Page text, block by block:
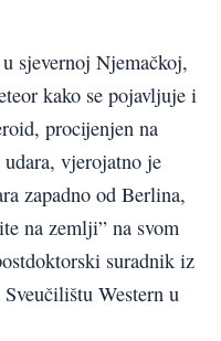
sjevernoj Njemačkoj,
kako se pojavljuje i
procijenjen na
vjerojatno je
zapadno od Berlina,
na zemlji” na svom
suradnik iz
Western u